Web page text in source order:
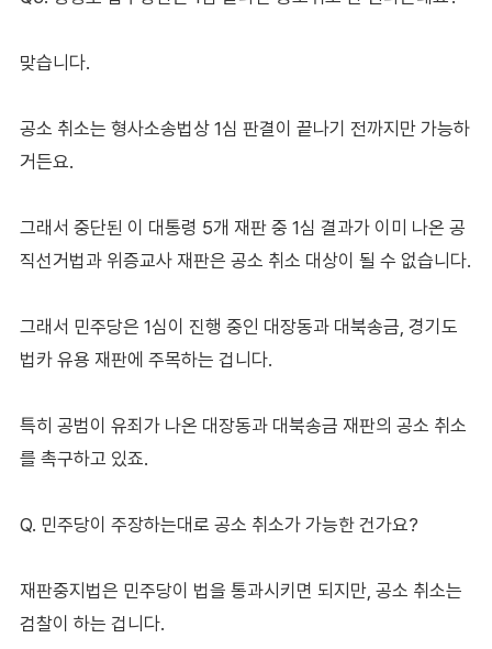
맞습니다.
공소 취소는 형사소송법상 1심 판결이 끝나기 전까지만 가능하
거든요.
그래서 중단된 이 대통령 5개 재판 중 1심 결과가 이미 나온 공
직선거법과 위증교사 재판은 공소 취소 대상이 될 수 없습니다.
그래서 민주당은 1심이 진행 중인 대장동과 대북송금, 경기도
법카 유용 재판에 주목하는 겁니다.
특히 공범이 유죄가 나온 대장동과 대북송금 재판의 공소 취소
를 촉구하고 있죠.
Q. 민주당이 주장하는대로 공소 취소가 가능한 건가요?
재판중지법은 민주당이 법을 통과시키면 되지만, 공소 취소는
검찰이 하는 겁니다.